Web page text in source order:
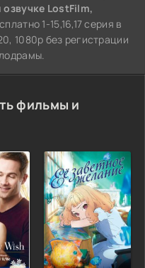
озвучке LostFilm,
1-15,16,17 серия в
1080p без регистрации
фильмы и